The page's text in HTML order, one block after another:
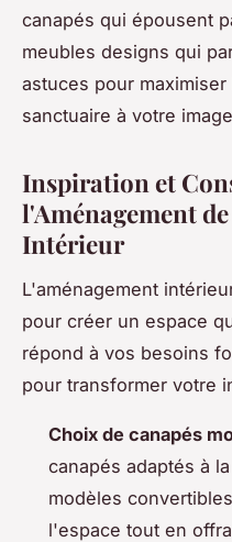
canapés qui épousent
meubles designs qui
astuces pour
sanctuaire à votre
Inspiration et
l'Aménagement
Intérieur
L'aménagement
pour créer un espace
répond à vos besoins
pour transformer votre
Choix de canapés
canapés adaptés à
modèles
l'espace tout en